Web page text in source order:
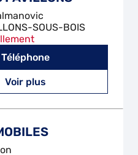
SOUS-BOIS
Téléphone
Voir plus